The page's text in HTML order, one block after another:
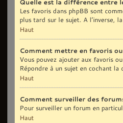
Quelle est la différence entre
Les favoris dans phpBB sont
plus tard sur le sujet. A l’inverse,
Haut
Comment mettre en favoris
Vous pouvez ajouter aux favoris
Répondre à un sujet en cochant la
Haut
Comment surveiller des
Pour surveiller un forum en
Haut